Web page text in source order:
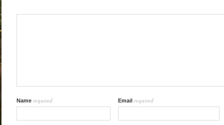
Name required Email required